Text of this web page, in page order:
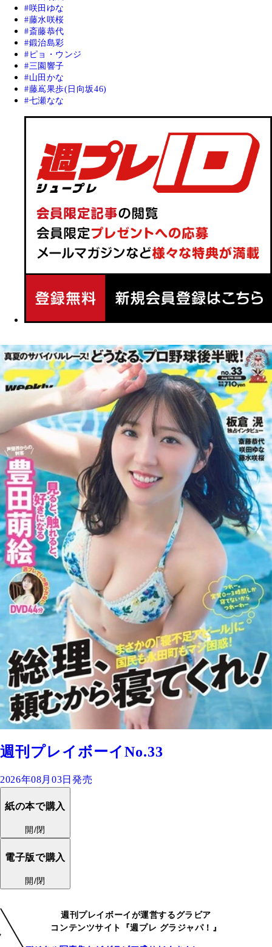
咲田ゆな
藤水咲桜
斎藤恭代
鍛治島彩
ピョ・ウンジ
三園響子
山田かな
藤嶌果歩(日向坂46)
七瀬なな
週刊プレイボーイNo.33
2026年08月03日発売
紙の本で購入
開/閉
電子版で購入
開/閉
週刊プレイボーイが運営するグラビア
コンテンツサイト『週プレ グラジャパ！』